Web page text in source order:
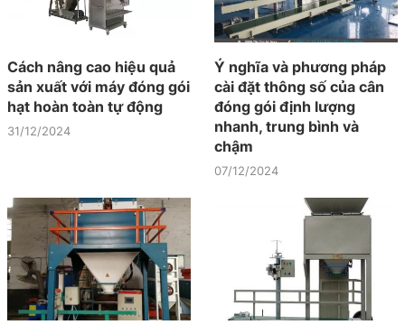
Cách nâng cao hiệu quả
sản xuất với máy đóng gói
hạt hoàn toàn tự động
31/12/2024
Ý nghĩa và phương pháp
cài đặt thông số của cân
đóng gói định lượng
nhanh, trung bình và
chậm
07/12/2024